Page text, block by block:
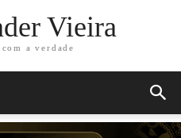
Vieira
a verdade